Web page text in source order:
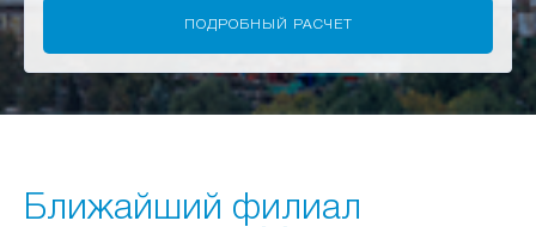
Ближайший филиал